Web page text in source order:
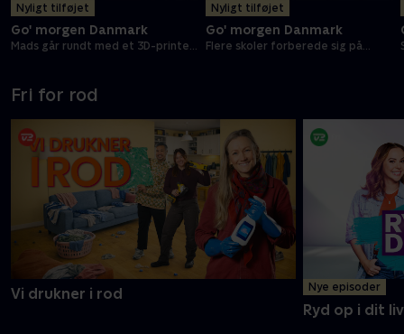
Nyligt tilføjet
Go' morgen Danmark
Mads går rundt med et 3D-printet
Nyligt tilføjet
Go' morgen Danmark
Flere skoler forberede sig på
Fri for rod
Vi drukner i rod Nye episoder
Ryd op i dit liv